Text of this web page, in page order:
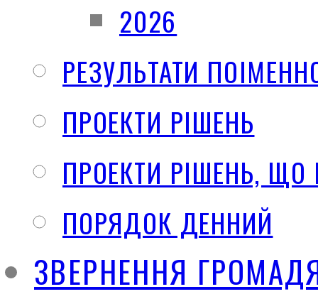
2026
РЕЗУЛЬТАТИ
ПРОЕКТИ РІШЕНЬ
ПРОЕКТИ РІШЕНЬ,
ПОРЯДОК ДЕННИЙ
ЗВЕРНЕННЯ